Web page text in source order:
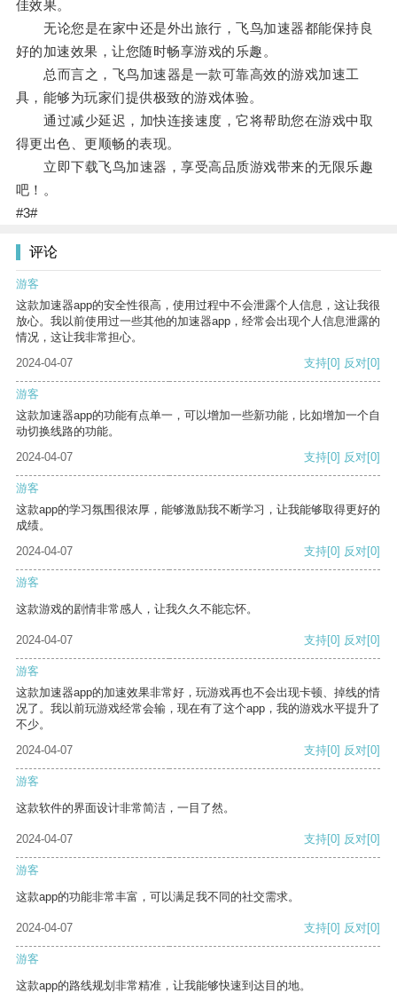
佳效果。
无论您是在家中还是外出旅行，飞鸟加速器都能保持良
好的加速效果，让您随时畅享游戏的乐趣。
总而言之，飞鸟加速器是一款可靠高效的游戏加速工
具，能够为玩家们提供极致的游戏体验。
通过减少延迟，加快连接速度，它将帮助您在游戏中取
得更出色、更顺畅的表现。
立即下载飞鸟加速器，享受高品质游戏带来的无限乐趣
吧！。
#3#
评论
游客
这款加速器app的安全性很高，使用过程中不会泄露个人信息，这让我很
放心。我以前使用过一些其他的加速器app，经常会出现个人信息泄露的
情况，这让我非常担心。
2024-04-07
支持[0] 反对[0]
游客
这款加速器app的功能有点单一，可以增加一些新功能，比如增加一个自
动切换线路的功能。
2024-04-07
支持[0] 反对[0]
游客
这款app的学习氛围很浓厚，能够激励我不断学习，让我能够取得更好的
成绩。
2024-04-07
支持[0] 反对[0]
游客
这款游戏的剧情非常感人，让我久久不能忘怀。
2024-04-07 支持[0] 反对[0]
游客
这款加速器app的加速效果非常好，玩游戏再也不会出现卡顿、掉线的情
况了。我以前玩游戏经常会输，现在有了这个app，我的游戏水平提升了
不少。
2024-04-07
支持[0] 反对[0]
游客
这款软件的界面设计非常简洁，一目了然。
2024-04-07 支持[0] 反对[0]
游客
这款app的功能非常丰富，可以满足我不同的社交需求。
2024-04-07 支持[0] 反对[0]
游客
这款app的路线规划非常精准，让我能够快速到达目的地。